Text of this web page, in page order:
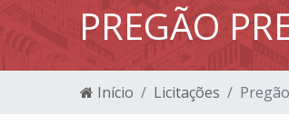
PREGÃO
Início Licitações